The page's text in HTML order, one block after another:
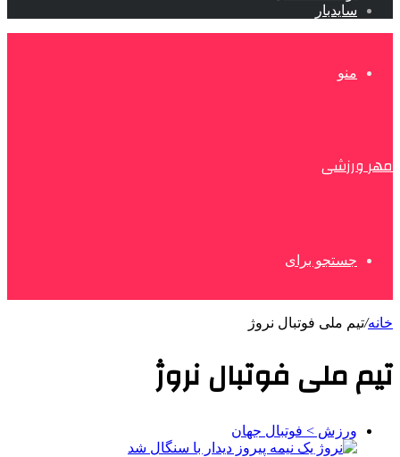
سایدبار
منو
مهر ورزشی
جستجو برای
خانه/تیم ملی فوتبال نروژ
تیم ملی فوتبال نروژ
ورزش > فوتبال جهان